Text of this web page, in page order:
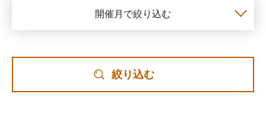
開催月で絞り込む
絞り込む